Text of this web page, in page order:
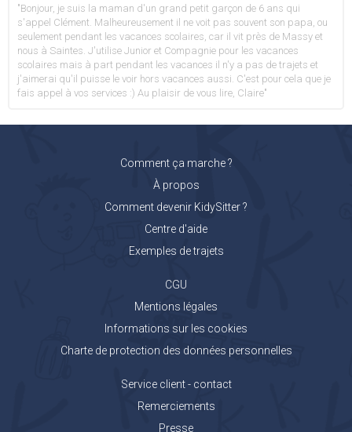
"Bonjour, je suis la maman d'un grand petit garçon de 6 ans qui
s'appel Clément. Malheureusement il ne voit pas souvent son papa, ou
seulement pendant les vacances scolaires, car il vit près de Massy et
nous à Saintes. J'utilise Junior et Compagnie pour les vacances
scolaires mais à part pendant les vacances il n'y a pas de trajets et
j'aimerai qu'il puisse le voir hors vacances aussi. C'est pour cela que je
fais appel à vos services :) Au plaisir de vous lire, Claire"
Comment ça marche ?
À propos
Comment devenir KidySitter ?
Centre d'aide
Exemples de trajets
CGU
Mentions légales
Informations sur les cookies
Charte de protection des données personnelles
Service client - contact
Remerciements
Presse